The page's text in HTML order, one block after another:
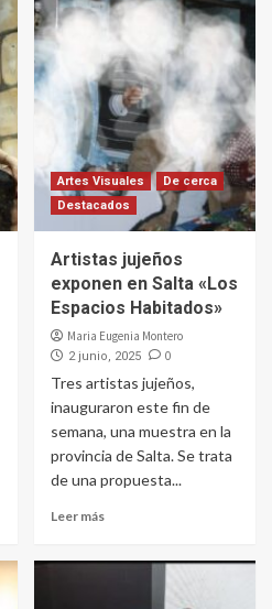
Artes Visuales
De cerca
Destacados
Artistas jujeños
exponen en Salta «Los
Espacios Habitados»
Maria Eugenia Montero
2 junio, 2025 0
Tres artistas jujeños,
inauguraron este fin de
semana, una muestra en la
provincia de Salta. Se trata
de una propuesta...
Leer más